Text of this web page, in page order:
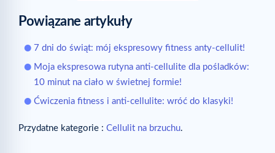
Powiązane artykuły
7 dni do świąt: mój ekspresowy fitness anty-cellulit!
Moja ekspresowa rutyna anti-cellulite dla pośladków:
10 minut na ciało w świetnej formie!
Ćwiczenia fitness i anti-cellulite: wróć do klasyki!
Przydatne kategorie : Cellulit na brzuchu.